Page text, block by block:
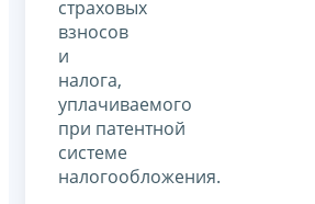
страховых
взносов
и
налога,
уплачиваемого
при патентной
системе
налогообложения.